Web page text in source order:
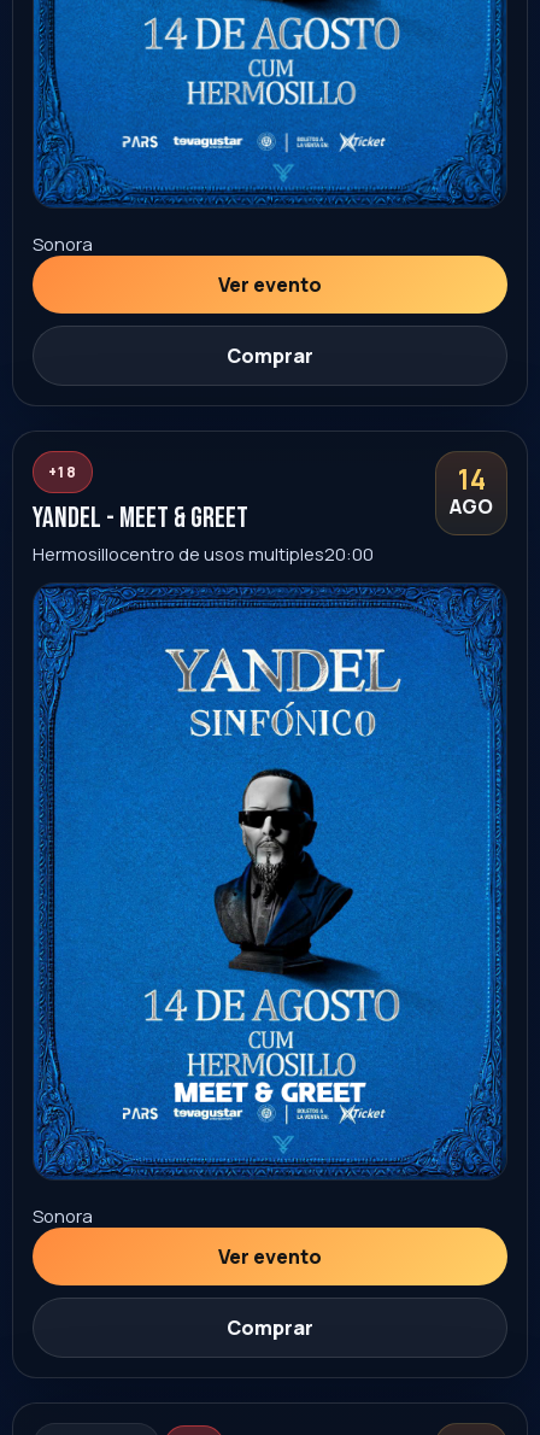
Sonora
Ver evento
Comprar
STAND UP
tio rober stand up
Ciudad Obregón el desierto bar9:00 PM
21
Sonora
Ver evento
Comprar
CONCIERTO
horoscopos de durango
8:00 PM
22
AGO